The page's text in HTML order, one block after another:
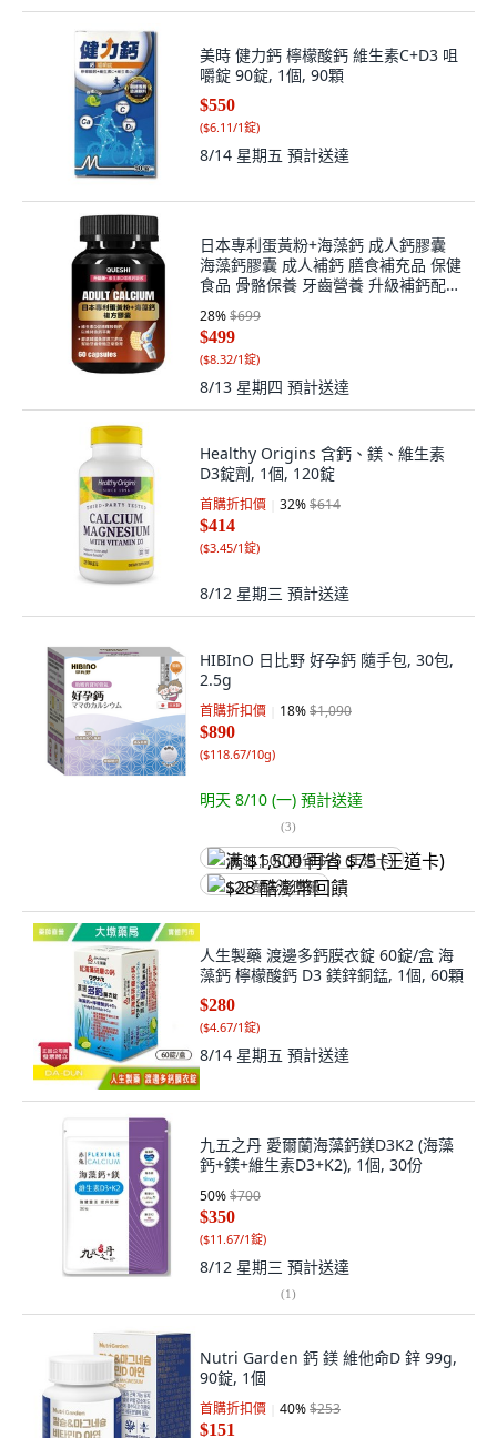
美時 健力鈣 檸檬酸鈣 維生素C+D3 咀
嚼錠 90錠, 1個, 90顆
$550
($6.11/1錠)
8/14 星期五 預計送達
日本專利蛋黃粉+海藻鈣 成人鈣膠囊
海藻鈣膠囊 成人補鈣 膳食補充品 保健
食品 骨骼保養 牙齒營養 升級補鈣配方
男士營養補給 日常鈣質補充, 1個, 60
顆
28%$699
$499
($8.32/1錠)
8/13 星期四 預計送達
Healthy Origins 含鈣、鎂、維生素
D3錠劑, 1個, 120錠
首購折扣價 32%$614
$414
($3.45/1錠)
8/12 星期三 預計送達
HIBInO 日比野 好孕鈣 隨手包, 30包,
2.5g
首購折扣價 18%$1,090
$890
($118.67/10g)
明天 8/10 (一) 預計送達
(3)
满 $1,500 再省 $75 (王道卡)
$28 酷澎幣回饋
人生製藥 渡邊多鈣膜衣錠 60錠/盒 海
藻鈣 檸檬酸鈣 D3 鎂鋅銅錳, 1個, 60顆
$280
($4.67/1錠)
8/14 星期五 預計送達
九五之丹 愛爾蘭海藻鈣鎂D3K2 (海藻
鈣+鎂+維生素D3+K2), 1個, 30份
50%$700
$350
($11.67/1錠)
8/12 星期三 預計送達
(1)
Nutri Garden 鈣 鎂 維他命D 鋅 99g,
90錠, 1個
首購折扣價 40%$253
$151